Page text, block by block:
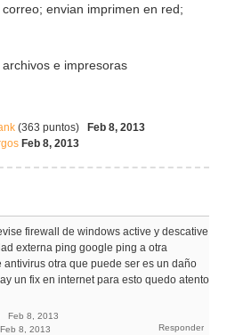
envian imprimen en red;
e impresoras
(363 puntos)
Feb 8, 2013
Feb 8, 2013
firewall de windows active y descative
externa ping google ping a otra
otra que puede ser es un daño
un fix en internet para esto quedo atento
Feb 8, 2013
Feb 8, 2013